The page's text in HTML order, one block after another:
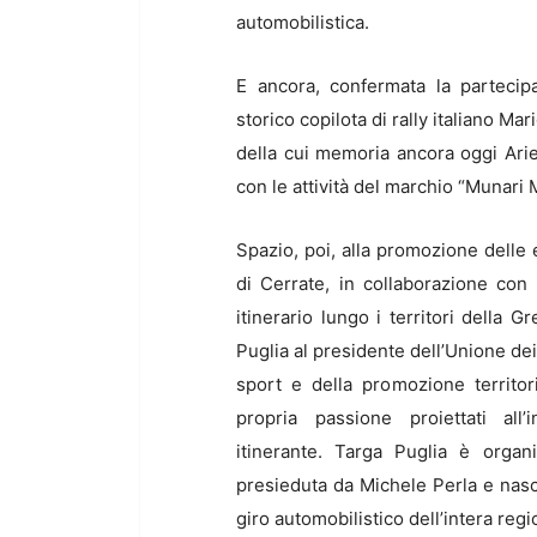
automobilistica.
E ancora, confermata la
storico copilota di rally italiano
della cui memoria ancora oggi
con le attività del marchio “Munari
Spazio, poi, alla promozione delle
di Cerrate, in collaborazione
itinerario lungo i territori della
Puglia al presidente dell’Unione
sport e della promozione
propria passione proiettati
itinerante. Targa Puglia è
presieduta da Michele Perla e
giro automobilistico dell’intera